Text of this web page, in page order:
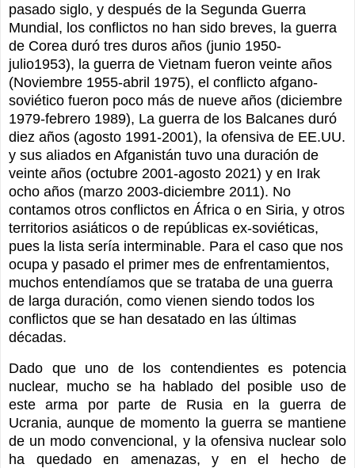
pasado siglo, y después de la Segunda Guerra
Mundial, los conflictos no han sido breves, la guerra
de Corea duró tres duros años (junio 1950-
julio1953), la guerra de Vietnam fueron veinte años
(Noviembre 1955-abril 1975), el conflicto afgano-
soviético fueron poco más de nueve años (diciembre
1979-febrero 1989), La guerra de los Balcanes duró
diez años (agosto 1991-2001), la ofensiva de EE.UU.
y sus aliados en Afganistán tuvo una duración de
veinte años (octubre 2001-agosto 2021) y en Irak
ocho años (marzo 2003-diciembre 2011). No
contamos otros conflictos en África o en Siria, y otros
territorios asiáticos o de repúblicas ex-soviéticas,
pues la lista sería interminable. Para el caso que nos
ocupa y pasado el primer mes de enfrentamientos,
muchos entendíamos que se trataba de una guerra
de larga duración, como vienen siendo todos los
conflictos que se han desatado en las últimas
décadas.
Dado que uno de los contendientes es potencia
nuclear, mucho se ha hablado del posible uso de
este arma por parte de Rusia en la guerra de
Ucrania, aunque de momento la guerra se mantiene
de un modo convencional, y la ofensiva nuclear solo
ha quedado en amenazas, y en el hecho de